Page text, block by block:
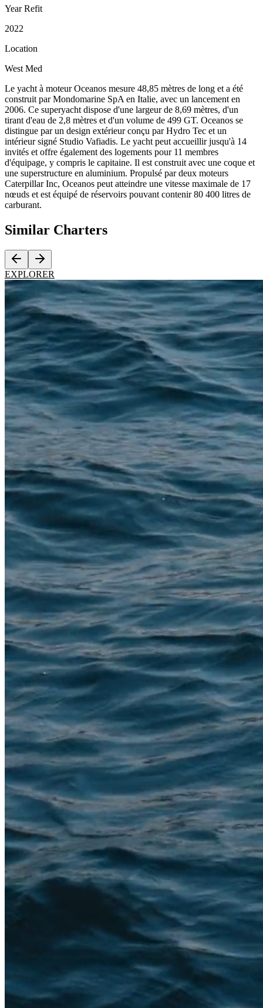
Year Refit
2022
Location
West Med
Le yacht à moteur Oceanos mesure 48,85 mètres de long et a été
construit par Mondomarine SpA en Italie, avec un lancement en
2006. Ce superyacht dispose d'une largeur de 8,69 mètres, d'un
tirant d'eau de 2,8 mètres et d'un volume de 499 GT. Oceanos se
distingue par un design extérieur conçu par Hydro Tec et un
intérieur signé Studio Vafiadis. Le yacht peut accueillir jusqu'à 14
invités et offre également des logements pour 11 membres
d'équipage, y compris le capitaine. Il est construit avec une coque et
une superstructure en aluminium. Propulsé par deux moteurs
Caterpillar Inc, Oceanos peut atteindre une vitesse maximale de 17
nœuds et est équipé de réservoirs pouvant contenir 80 400 litres de
carburant.
Similar Charters
EXPLORER